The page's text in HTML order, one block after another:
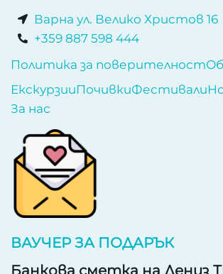
Варна ул. Велико Христов 16
+359 887 598 444
Политика за поверителност
ЕкскурзииПочивкиФестивали
За нас
ВАУЧЕР ЗА ПОДАРЪК
Банкова сметка на Дениз